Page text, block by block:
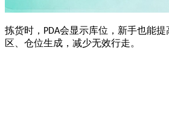
拣货时， PDA会显示库位，新手也能
区、仓位生成， 减少无效行走。